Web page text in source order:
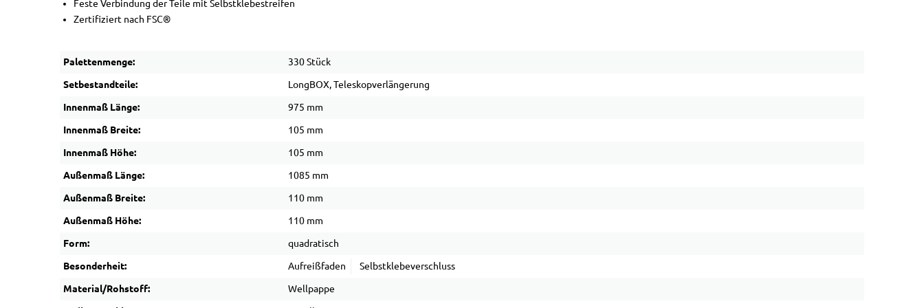
Feste Verbindung der Teile mit Selbstklebestreifen
Zertifiziert nach FSC®
Palettenmenge: 330 Stück
Setbestandteile: LongBOX, Teleskopverlängerung
Innenmaß Länge: 975 mm
Innenmaß Breite: 105 mm
Innenmaß Höhe: 105 mm
Außenmaß Länge: 1085 mm
Außenmaß Breite: 110 mm
Außenmaß Höhe: 110 mm
Form: quadratisch
Besonderheit: Aufreißfaden Selbstklebeverschluss
Material/Rohstoff: Wellpappe